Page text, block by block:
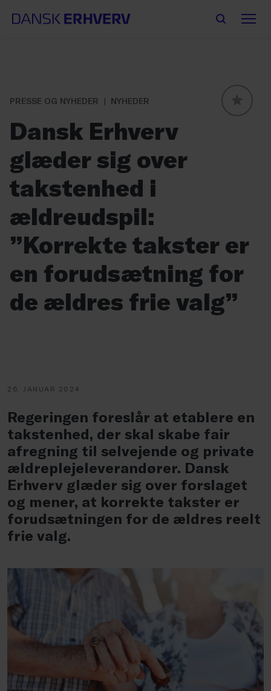
PRESSE OG NYHEDER
NYHEDER
Dansk Erhverv
glæder sig over
takstenhed i
ældreudspil:
”Korrekte takster er
en forudsætning for
de ældres frie valg”
26. JANUAR 2024
Regeringen foreslår at etablere en
takstenhed, der skal skabe fair
afregning til selvejende og private
ældreplejeleverandører. Dansk
Erhverv glæder sig over forslaget
og mener, at korrekte takster er
forudsætningen for de ældres reelt
frie valg.